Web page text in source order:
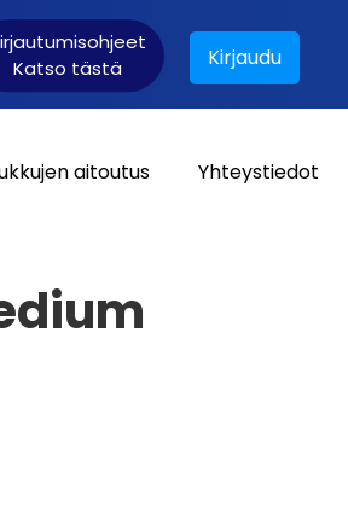
Katso tästä Kirjaudu
aitoutus Yhteystiedot